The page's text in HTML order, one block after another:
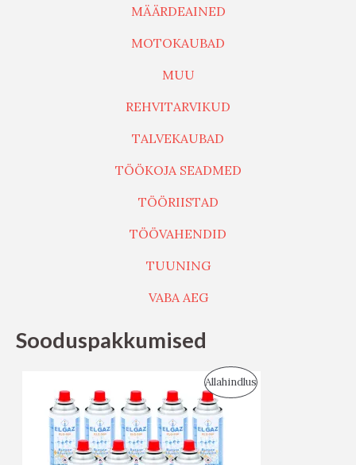
MÄÄRDEAINED
MOTOKAUBAD
MUU
REHVITARVIKUD
TALVEKAUBAD
TÖÖKOJA SEADMED
TÖÖRIISTAD
TÖÖVAHENDID
TUUNING
VABA AEG
Sooduspakkumised
AllahindlusS